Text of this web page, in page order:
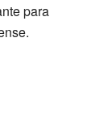
para